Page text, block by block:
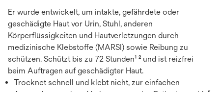
Er wurde entwickelt, um intakte, gefährdete oder
geschädigte Haut vor Urin, Stuhl, anderen
Körperflüssigkeiten und Hautverletzungen durch
medizinische Klebstoffe (MARSI) sowie Reibung zu
schützen. Schützt bis zu 72 Stunden¹ ² und ist reizfrei
beim Auftragen auf geschädigter Haut.
Trocknet schnell und klebt nicht, zur einfachen